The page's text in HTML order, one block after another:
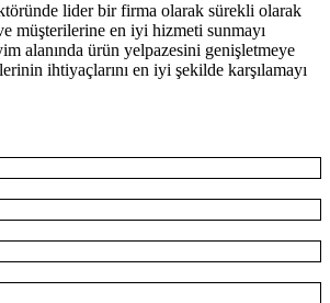
lider bir firma olarak sürekli olarak
müşterilerine en iyi hizmeti sunmayı
alanında ürün yelpazesini genişletmeye
ihtiyaçlarını en iyi şekilde karşılamayı